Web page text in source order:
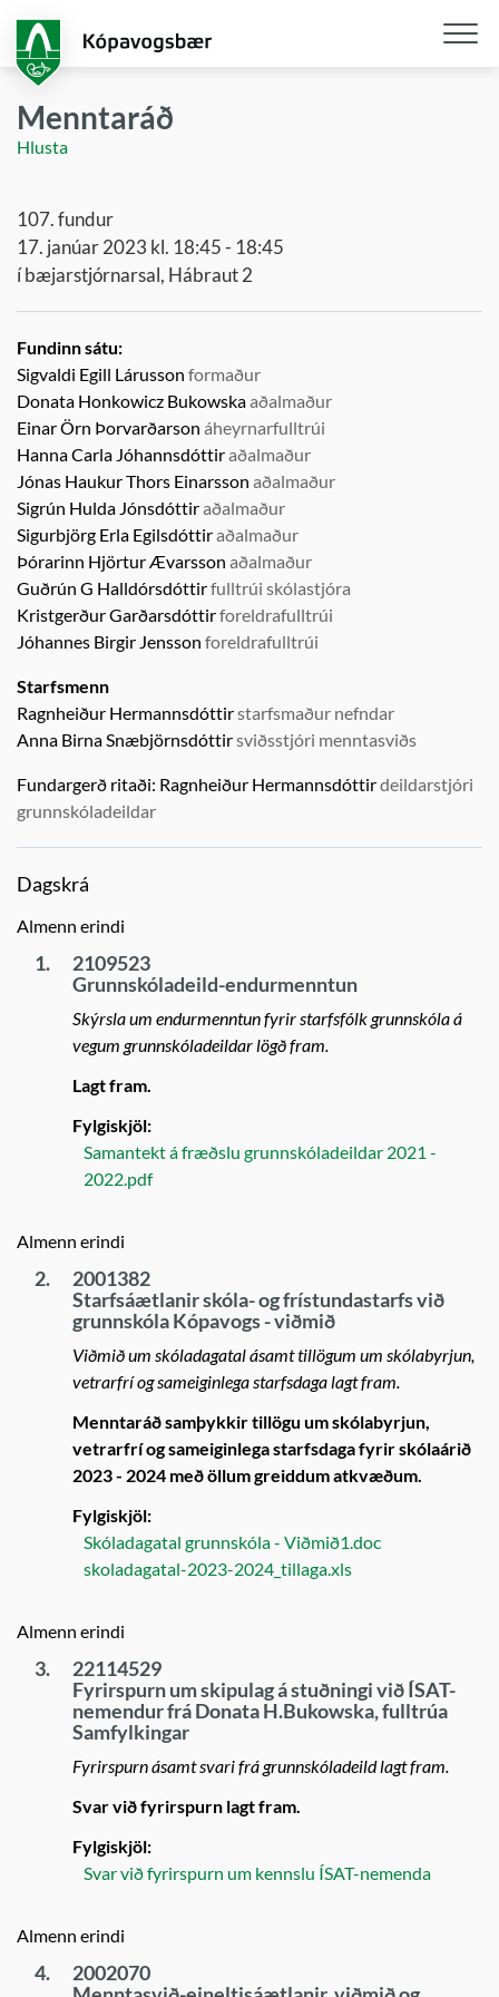
aðalefni
Menntaráð
Hlusta
107. fundur
17. janúar 2023 kl. 18:45 - 18:45
í bæjarstjórnarsal, Hábraut 2
Fundinn sátu:
Sigvaldi Egill Lárusson formaður
Donata Honkowicz Bukowskaaðalmaður
Einar Örn Þorvarðarson áheyrnarfulltrúi
Hanna Carla Jóhannsdóttiraðalmaður
Jónas Haukur Thors Einarsson aðalmaður
Sigrún Hulda Jónsdóttiraðalmaður
Sigurbjörg Erla Egilsdóttiraðalmaður
Þórarinn Hjörtur Ævarsson aðalmaður
Guðrún G Halldórsdóttirfulltrúi skólastjóra
Kristgerður Garðarsdóttirforeldrafulltrúi
Jóhannes Birgir Jensson foreldrafulltrúi
Starfsmenn
Ragnheiður Hermannsdóttirstarfsmaður nefndar
Anna Birna Snæbjörnsdóttirsviðsstjóri menntasviðs
Fundargerð ritaði: Ragnheiður Hermannsdóttirdeildarstjóri
grunnskóladeildar
Dagskrá
Almenn erindi
1.
2109523
Grunnskóladeild-endurmenntun
Skýrsla um endurmenntun fyrir starfsfólk grunnskóla á
vegum grunnskóladeildar lögð fram.
Lagt fram.
Fylgiskjöl:
Samantekt á fræðslu grunnskóladeildar 2021 -
2022.pdf
Almenn erindi
2.
2001382
Starfsáætlanir skóla- og frístundastarfs við
grunnskóla Kópavogs - viðmið
Viðmið um skóladagatal ásamt tillögum um skólabyrjun,
vetrarfrí og sameiginlega starfsdaga lagt fram.
Menntaráð samþykkir tillögu um skólabyrjun,
vetrarfrí og sameiginlega starfsdaga fyrir skólaárið
2023 - 2024 með öllum greiddum atkvæðum.
Fylgiskjöl:
Skóladagatal grunnskóla - Viðmið1.doc
skoladagatal-2023-2024_tillaga.xls
Almenn erindi
3.
22114529
Fyrirspurn um skipulag á stuðningi við ÍSAT-
nemendur frá Donata H.Bukowska, fulltrúa
Samfylkingar
Fyrirspurn ásamt svari frá grunnskóladeild lagt fram.
Svar við fyrirspurn lagt fram.
Fylgiskjöl:
Svar við fyrirspurn um kennslu ÍSAT-nemenda
Almenn erindi
4.
2002070
Opna